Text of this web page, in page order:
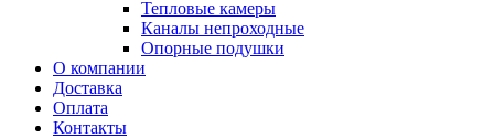
Тепловые камеры
Каналы непроходные
Опорные подушки
О компании
Доставка
Оплата
Контакты